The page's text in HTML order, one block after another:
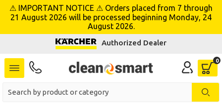
menu
⚠ IMPORTANT NOTICE ⚠ Orders placed from 7 through
21 August 2026 will be processed beginning Monday, 24
August 2026.
Authorized Dealer